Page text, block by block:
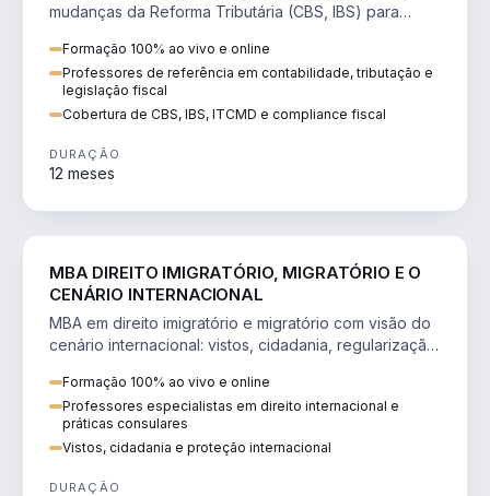
mudanças da Reforma Tributária (CBS, IBS) para
Formação 100% ao vivo e online
Professores de referência em contabilidade, tributação e
legislação fiscal
Cobertura de CBS, IBS, ITCMD e compliance fiscal
DURAÇÃO
12 meses
MBA DIREITO IMIGRATÓRIO, MIGRATÓRIO E O
CENÁRIO INTERNACIONAL
MBA em direito imigratório e migratório com visão do
cenário internacional: vistos, cidadania, regularização
Formação 100% ao vivo e online
Professores especialistas em direito internacional e
práticas consulares
Vistos, cidadania e proteção internacional
DURAÇÃO